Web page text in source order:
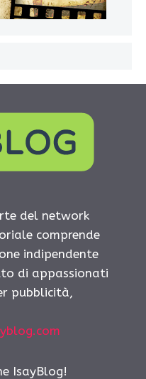
del network
comprende
indipendente
di appassionati
pubblicità,
IsayBlog!